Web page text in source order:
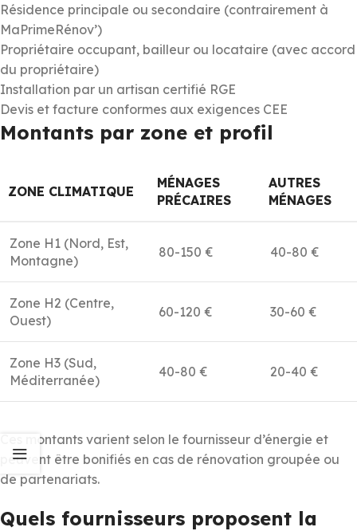
Résidence principale ou secondaire (contrairement à
MaPrimeRénov’)
Propriétaire occupant, bailleur ou locataire (avec accord
du propriétaire)
Installation par un artisan certifié RGE
Devis et facture conformes aux exigences CEE
Montants par zone et profil
ZONE CLIMATIQUE
MÉNAGES
PRÉCAIRES
AUTRES
MÉNAGES
Zone H1 (Nord, Est,
Montagne)
80-150 € 40-80 €
Zone H2 (Centre,
Ouest)
60-120 € 30-60 €
Zone H3 (Sud,
Méditerranée)
40-80 € 20-40 €
Ces montants varient selon le fournisseur d’énergie et
peuvent être bonifiés en cas de rénovation groupée ou
de partenariats.
Quels fournisseurs proposent la